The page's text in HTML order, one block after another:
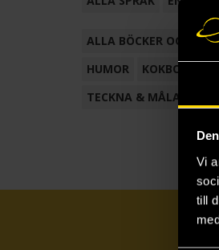
Vi
till
ALLA BÖCKER OCH
HUMOR
KOKBOK
TECKNA & MÅLA